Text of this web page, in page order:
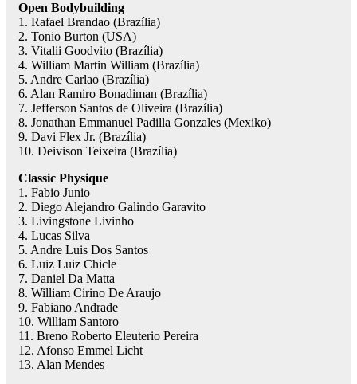
Open Bodybuilding
1. Rafael Brandao (Brazília)
2. Tonio Burton (USA)
3. Vitalii Goodvito (Brazília)
4. William Martin William (Brazília)
5. Andre Carlao (Brazília)
6. Alan Ramiro Bonadiman (Brazília)
7. Jefferson Santos de Oliveira (Brazília)
8. Jonathan Emmanuel Padilla Gonzales (Mexiko)
9. Davi Flex Jr. (Brazília)
10. Deivison Teixeira (Brazília)
Classic Physique
1. Fabio Junio
2. Diego Alejandro Galindo Garavito
3. Livingstone Livinho
4. Lucas Silva
5. Andre Luis Dos Santos
6. Luiz Luiz Chicle
7. Daniel Da Matta
8. William Cirino De Araujo
9. Fabiano Andrade
10. William Santoro
11. Breno Roberto Eleuterio Pereira
12. Afonso Emmel Licht
13. Alan Mendes